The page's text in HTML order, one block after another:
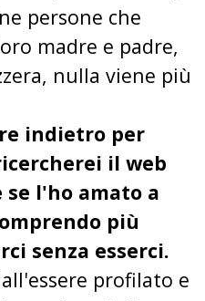
persone che
madre e padre,
nulla viene più
indietro per
il web
se l'ho amato a
più
senza esserci.
profilato e